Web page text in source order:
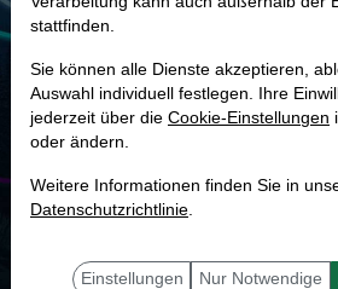
Unternehmenswert
Umsatz
91.7 %
mit dieser Aktie erfolgreich
stattfinden.
Sie können alle Dienste akzeptieren,
Auswahl individuell festlegen. Ihre
jederzeit über die Cookie-Einstellungen
oder ändern.
Weitere Informationen finden Sie in
Datenschutzrichtlinie.
Einstellungen Nur Notwendige